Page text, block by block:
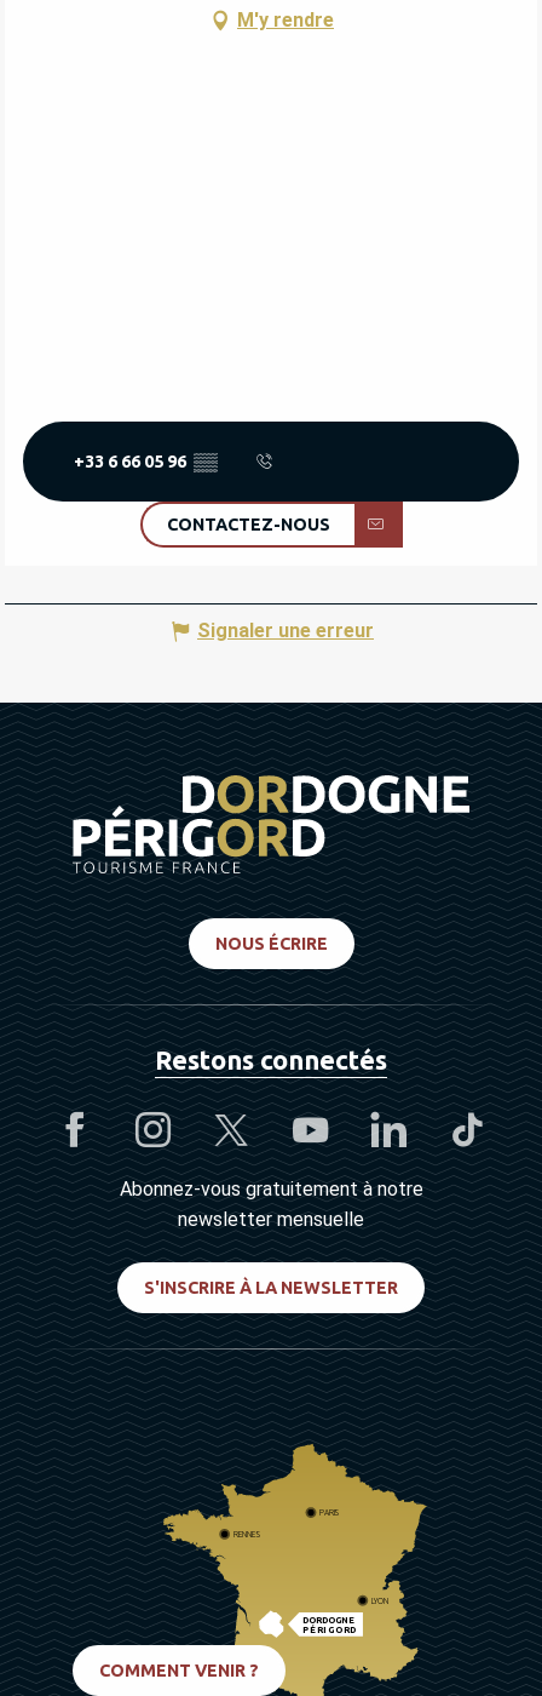
M'y rendre
+33 6 66 05 96 ▒▒
CONTACTEZ-NOUS
Signaler une erreur
NOUS ÉCRIRE
Restons connectés
Abonnez-vous gratuitement à notre
newsletter mensuelle
S'INSCRIRE À LA NEWSLETTER
DORDOGNE
PÉRIGORD
PARIS
RENNES
LYON
COMMENT VENIR ?